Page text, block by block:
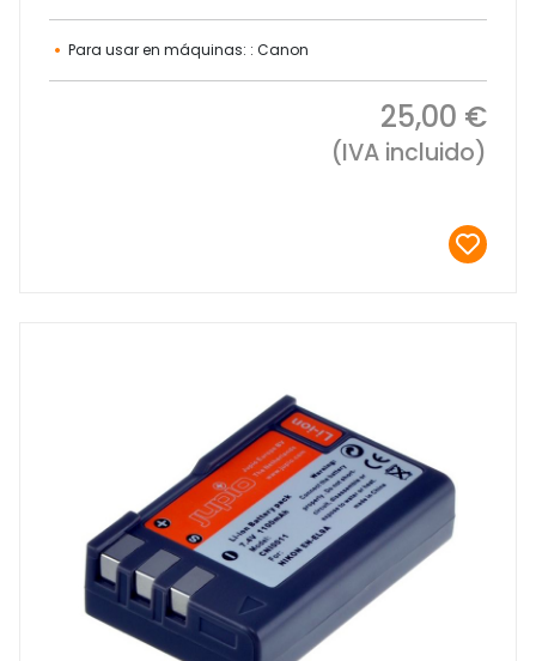
Para usar en máquinas: : Canon
25,00 €
(IVA incluido)